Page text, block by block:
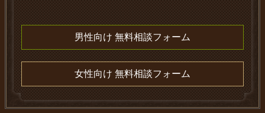
男性向け 無料相談フォーム
女性向け 無料相談フォーム